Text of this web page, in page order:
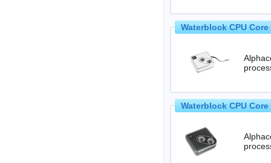
Waterblock CPU
Waterblock CPU